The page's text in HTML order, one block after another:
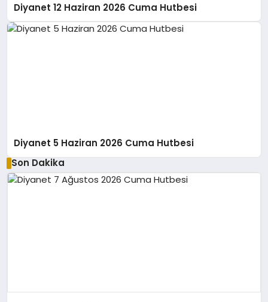
Diyanet 12 Haziran 2026 Cuma Hutbesi
Diyanet 5 Haziran 2026 Cuma Hutbesi
Son Dakika